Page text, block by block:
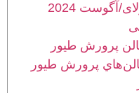
پرورش طیور
پرورش طیور